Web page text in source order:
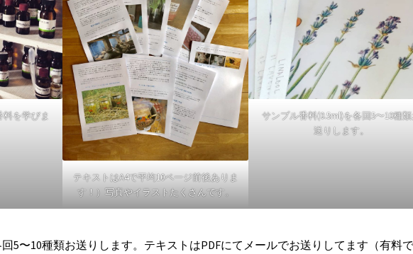
料を学びま
テキストはA4で平均10ページ前後ありま
す！）写真やイラストたくさんです。
サンプル香料(0.5ml)を各回5〜10種
送りします。
5〜10種類お送りします。テキストはPDFにてメールでお送りしてます（有料